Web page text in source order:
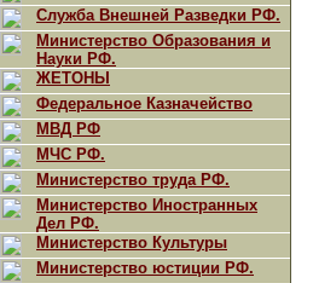
Служба Внешней Разведки РФ.
Министерство Образования и
Науки РФ.
ЖЕТОНЫ
Федеральное Казначейство
МВД РФ
МЧС РФ.
Министерство труда РФ.
Министерство Иностранных
Дел РФ.
Министерство Культуры
Министерство юстиции РФ.